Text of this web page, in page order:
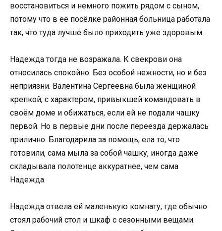
восстановиться и немного пожить рядом с сыном,
потому что в её посёлке районная больница работала
так, что туда лучше было приходить уже здоровым.
Надежда тогда не возражала. К свекрови она
относилась спокойно. Без особой нежности, но и без
неприязни. Валентина Сергеевна была женщиной
крепкой, с характером, привыкшей командовать в
своём доме и обижаться, если ей не подали чашку
первой. Но в первые дни после переезда держалась
прилично. Благодарила за помощь, ела то, что
готовили, сама мыла за собой чашку, иногда даже
складывала полотенце аккуратнее, чем сама
Надежда.
Надежда отвела ей маленькую комнату, где обычно
стоял рабочий стол и шкаф с сезонными вещами.